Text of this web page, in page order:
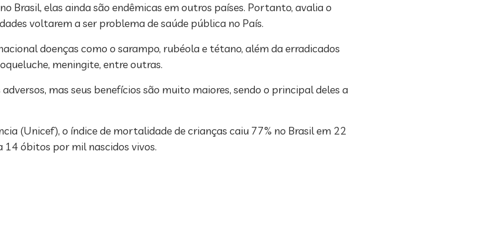
Brasil, elas ainda são endêmicas em outros países. Portanto, avalia o
voltarem a ser problema de saúde pública no País.
doenças como o sarampo, rubéola e tétano, além da erradicados
meningite, entre outras.
mas seus benefícios são muito maiores, sendo o principal deles a
(Unicef), o índice de mortalidade de crianças caiu 77% no Brasil em 22
14 óbitos por mil nascidos vivos.